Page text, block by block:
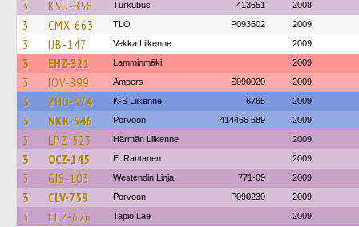
3 KSU-858 Turkubus 413651 2008
3 CMX-663 TLO P093602 2009
3 IJB-147 Vekka Liikenne 2009
3 EHZ-321 Lamminmäki 2009
3 IOV-899 Ampers S090020 2009
3 ZHU-374 K-S Liikenne 6765 2009
3 NKK-546 Porvoon 414466 689 2009
3 LPZ-523 Härmän Liikenne 2009
3 OCZ-145 E. Rantanen 2009
3 GIS-103 Westendin Linja 771-09 2009
3 CLV-759 Porvoon P090230 2009
3 EEZ-626 Tapio Lae 2009